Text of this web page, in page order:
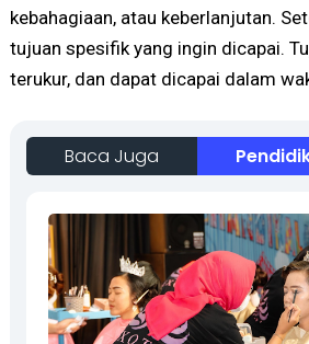
kebahagiaan, atau keberlanjutan.
tujuan spesifik yang ingin dicapai.
terukur, dan dapat dicapai dalam
Baca Juga